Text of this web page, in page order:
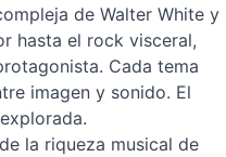
de Walter White y
hasta el rock visceral,
Cada tema
imagen y sonido. El
la riqueza musical de